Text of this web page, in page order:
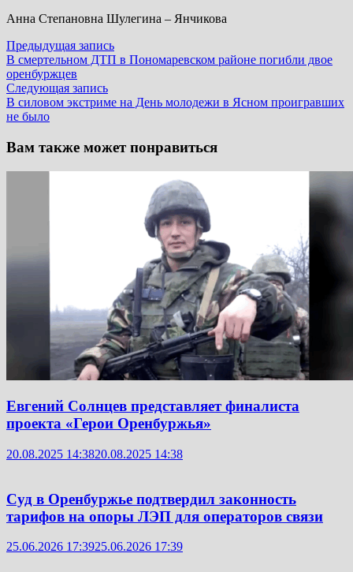
Анна Степановна Шулегина – Янчикова
Навигация
по
записям
Предыдущая записьПредыдущая
запись:
В смертельном ДТП в Пономаревском районе погибли двое
оренбуржцев
Следующая записьСледующая
запись:
В силовом экстриме на День молодежи в Ясном проигравших
не было
Вам также может понравиться
Евгений Солнцев представляет финалиста
проекта «Герои Оренбуржья»
20.08.2025 14:3820.08.2025 14:38
Суд в Оренбуржье подтвердил законность
тарифов на опоры ЛЭП для операторов связи
25.06.2026 17:3925.06.2026 17:39